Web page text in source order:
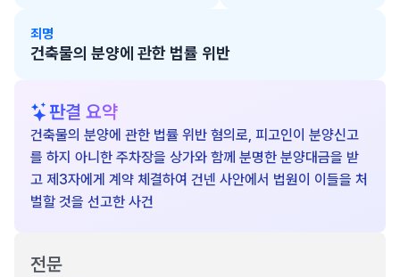
죄명
건축물의 분양에 관한 법률 위반
판결 요약
건축물의 분양에 관한 법률 위반 혐의로, 피고인이 분양신고
를 하지 아니한 주차장을 상가와 함께 분명한 분양대금을 받
고 제3자에게 계약 체결하여 건넨 사안에서 법원이 이들을 처
벌할 것을 선고한 사건
전문